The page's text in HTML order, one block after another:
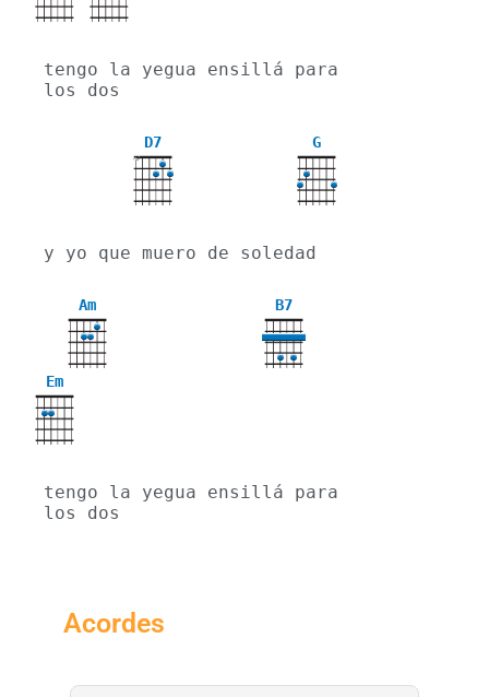
tengo la yegua ensillá para
los dos
D7
X
G
y yo que muero de soledad
Am B7
Em
tengo la yegua ensillá para
los dos
Acordes